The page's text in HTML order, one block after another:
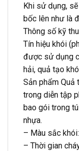
Khi sử dụng,
bốc lên như là
Thông số kỹ
Tín hiệu khói
được sử dụng
hải, quả tạo
Sản phẩm Quả
trong diễn tập
bao gói trong
nhựa.
– Màu sắc
– Thời gian